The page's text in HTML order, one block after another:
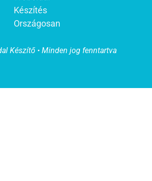
Készítés
Országosan
Készítő • Minden jog fenntartva